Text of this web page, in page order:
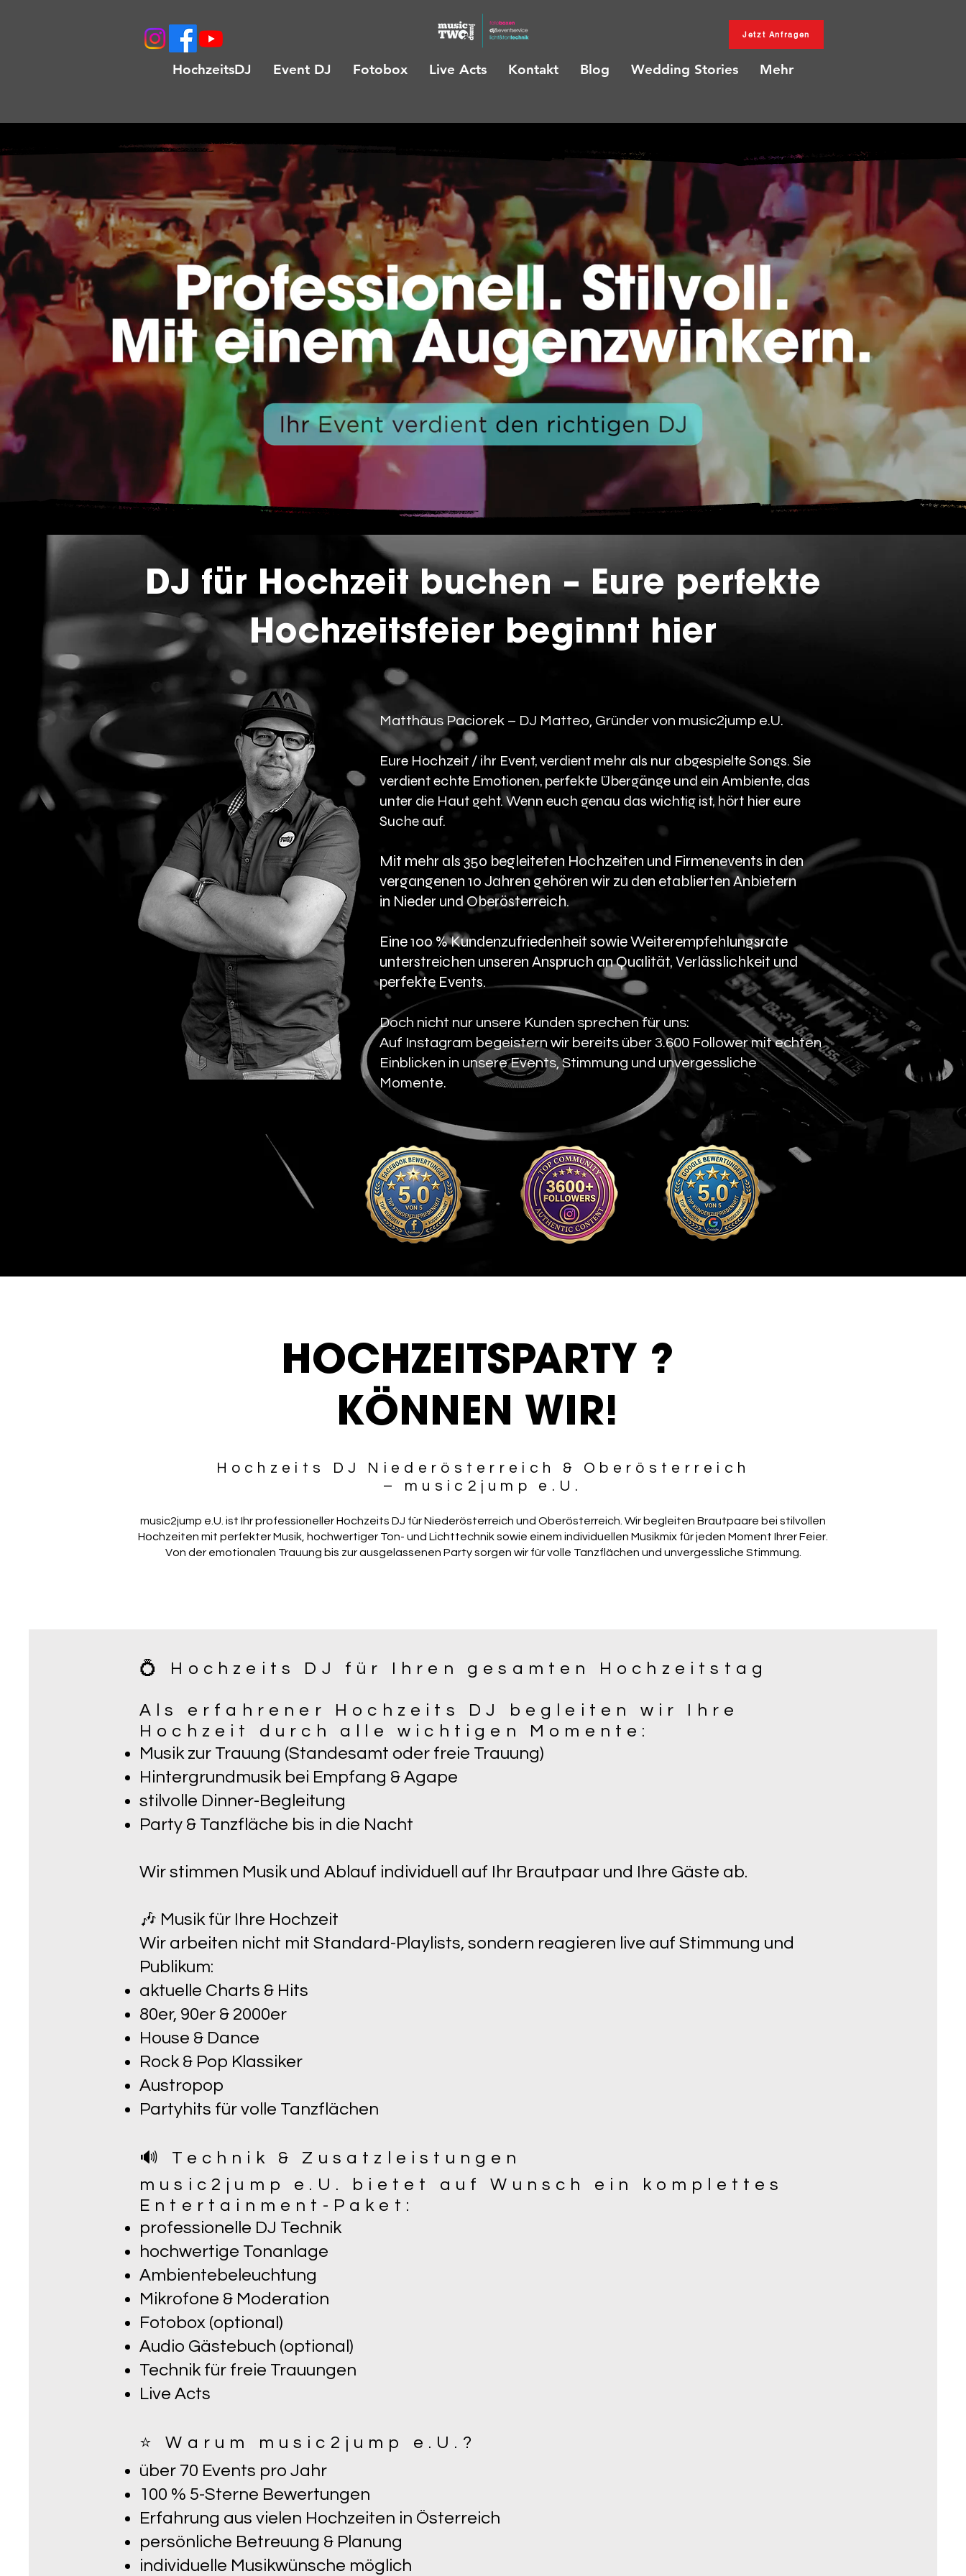
Jetzt Anfragen
HochzeitsDJ Event DJ Fotobox Live Acts Kontakt Blog Wedding Stories Mehr
DJ für Hochzeit buchen – Eure perfekte
Hochzeitsfeier beginnt hier
Matthäus Paciorek – DJ Matteo, Gründer von music2jump e.U.
Eure Hochzeit / ihr Event, verdient mehr als nur abgespielte Songs. Sie
verdient echte Emotionen, perfekte Übergänge und ein Ambiente, das
unter die Haut geht. Wenn euch genau das wichtig ist, hört hier eure
Suche auf.
Mit mehr als 350 begleiteten Hochzeiten und Firmenevents in den
vergangenen 10 Jahren gehören wir zu den etablierten Anbietern
in Nieder und Oberösterreich.
Eine 100 % Kundenzufriedenheit sowie Weiterempfehlungsrate
unterstreichen unseren Anspruch an Qualität, Verlässlichkeit und
perfekte Events.
Doch nicht nur unsere Kunden sprechen für uns:
Auf Instagram begeistern wir bereits über 3.600 Follower mit echten
Einblicken in unsere Events, Stimmung und unvergessliche
Momente.
HOCHZEITSPARTY ?
KÖNNEN WIR!
Hochzeits DJ Niederösterreich & Oberösterreich
– music2jump e.U.
music2jump e.U. ist Ihr professioneller Hochzeits DJ für Niederösterreich und Oberösterreich. Wir begleiten Brautpaare bei stilvollen
Hochzeiten mit perfekter Musik, hochwertiger Ton- und Lichttechnik sowie einem individuellen Musikmix für jeden Moment Ihrer Feier.
Von der emotionalen Trauung bis zur ausgelassenen Party sorgen wir für volle Tanzflächen und unvergessliche Stimmung.
💍 Hochzeits DJ für Ihren gesamten Hochzeitstag
Als erfahrener Hochzeits DJ begleiten wir Ihre
Hochzeit durch alle wichtigen Momente:
Musik zur Trauung (Standesamt oder freie Trauung)
Hintergrundmusik bei Empfang & Agape
stilvolle Dinner-Begleitung
Party & Tanzfläche bis in die Nacht
Wir stimmen Musik und Ablauf individuell auf Ihr Brautpaar und Ihre Gäste ab.
🎶 Musik für Ihre Hochzeit
Wir arbeiten nicht mit Standard-Playlists, sondern reagieren live auf Stimmung und
Publikum:
aktuelle Charts & Hits
80er, 90er & 2000er
House & Dance
Rock & Pop Klassiker
Austropop
Partyhits für volle Tanzflächen
🔊 Technik & Zusatzleistungen
music2jump e.U. bietet auf Wunsch ein komplettes
Entertainment-Paket:
professionelle DJ Technik
hochwertige Tonanlage
Ambientebeleuchtung
Mikrofone & Moderation
Fotobox (optional)
Audio Gästebuch (optional)
Technik für freie Trauungen
Live Acts
⭐ Warum music2jump e.U.?
über 70 Events pro Jahr
100 % 5-Sterne Bewertungen
Erfahrung aus vielen Hochzeiten in Österreich
persönliche Betreuung & Planung
individuelle Musikwünsche möglich